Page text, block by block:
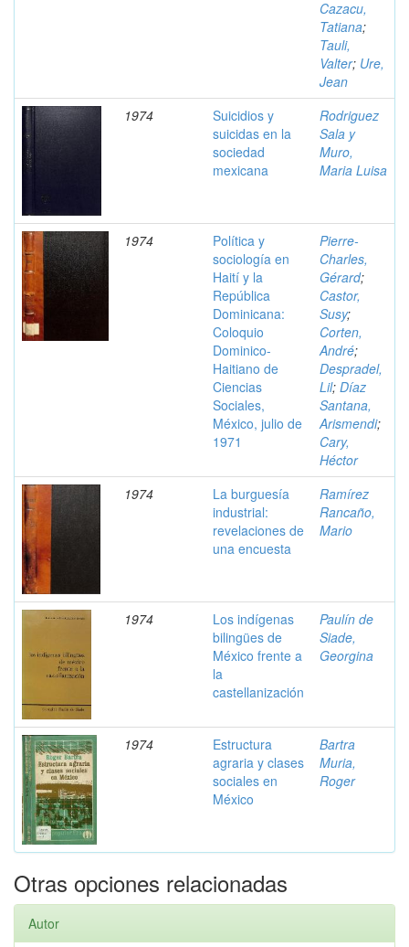
Cazacu,
Tatiana;
Tauli,
Valter; Ure,
Jean
1974
Suicidios y
suicidas en la
sociedad
mexicana
Rodriguez
Sala y
Muro,
Maria Luisa
1974
Política y
sociología en
Haití y la
República
Dominicana:
Coloquio
Dominico-
Haitiano de
Ciencias
Sociales,
México, julio de
1971
Pierre-
Charles,
Gérard;
Castor,
Susy;
Corten,
André;
Despradel,
Lil; Díaz
Santana,
Arismendi;
Cary,
Héctor
1974
La burguesía
industrial:
revelaciones de
una encuesta
Ramírez
Rancaño,
Mario
1974
Los indígenas
bilingües de
México frente a
la
castellanización
Paulín de
Siade,
Georgina
1974
Estructura
agraria y clases
sociales en
México
Bartra
Muria,
Roger
Otras opciones relacionadas
Autor